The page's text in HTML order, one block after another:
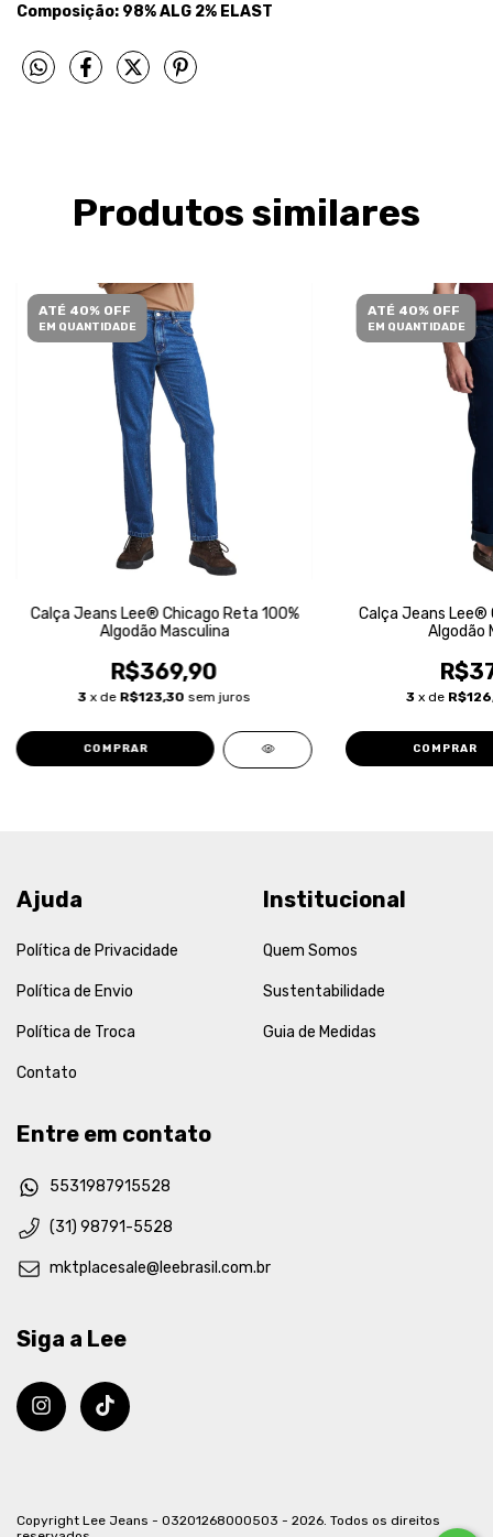
Composição: 98% ALG 2% ELAST
Produtos similares
ATÉ 40% OFF
EM QUANTIDADE
Calça Jeans Lee® Chicago Reta 100%
Algodão Masculina
R$369,90
3 x de R$123,30 sem juros
COMPRAR
ATÉ 40% OFF
EM QUANTIDADE
Calça Jeans Lee®
Algodão
3 x de
COMPRAR
Ajuda
Política de Privacidade
Política de Envio
Política de Troca
Contato
Institucional
Quem Somos
Sustentabilidade
Guia de Medidas
Entre em contato
5531987915528
(31) 98791-5528
mktplacesale@leebrasil.com.br
Siga a Lee
Copyright Lee Jeans - 03201268000503 - 2026. Todos os direitos